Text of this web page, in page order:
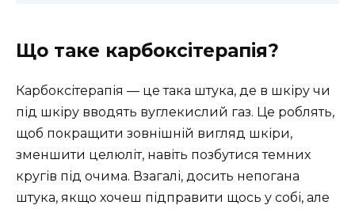
Що таке карбоксітерапія?
Карбоксітерапія — це така штука, де в шкіру чи
під шкіру вводять вуглекислий газ. Це роблять,
щоб покращити зовнішній вигляд шкіри,
зменшити целюліт, навіть позбутися темних
кругів під очима. Взагалі, досить непогана
штука, якщо хочеш підправити щось у собі, але